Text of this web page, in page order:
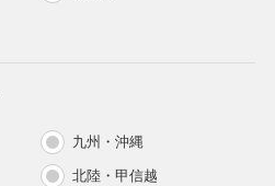
九州・沖縄
北陸・甲信越